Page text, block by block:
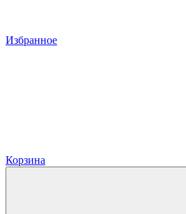
Избранное
Корзина